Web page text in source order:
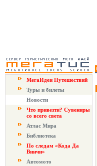
МегаИдеи Путешествий
Туры и билеты
Новости
Что привезти? Сувениры
со всего света
Атлас Мира
Библиотека
По следам «Кода Да
Винчи»
Автомото